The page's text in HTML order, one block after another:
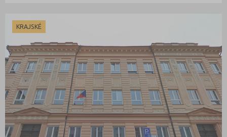
Rakovník (5)
Rokycany (2)
Rychnov nad Kněžnou (4)
Semily (5)
Sokolov (4)
Strakonice (5)
Svitavy (7)
KRAJSKÉ